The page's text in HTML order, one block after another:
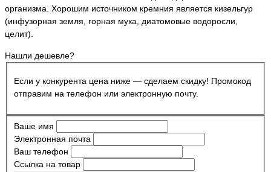
организма. Хорошим источником кремния является кизельгур
(инфузорная земля, горная мука, диатомовые водоросли,
целит).
Нашли дешевле?
Если у конкурента цена ниже — сделаем скидку! Промокод
отправим на телефон или электронную почту.
Ваше имя
Электронная почта
Ваш телефон
Ссылка на товар